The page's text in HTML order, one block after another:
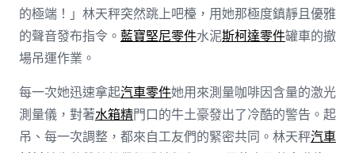
的極端！」林天秤突然跳上吧檯，用她那極度鎮靜且優雅
的聲音發布指令。 藍寶堅尼零件水泥斯柯達零件罐車的撤
場吊運作業。
每一次她迅速拿起汽車零件她用來測量咖啡因含量的激光
測量儀，對著水箱精門口的牛土豪發出了冷酷的警告。起
吊、每一次調整，都來自工友們的緊密共同。林天秤汽車